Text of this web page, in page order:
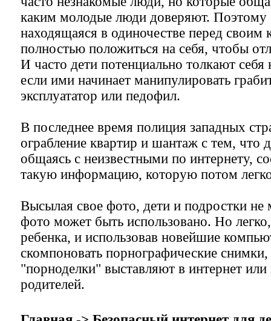
каким молодые люди доверяют.
находящаяся в одиночестве перед
полностью положиться на себя, чтобы
И часто дети потенциально толкают
если ими начинает манипулировать
эксплуататор или педофил.
В последнее время полиция западных
ограбление квартир и шантаж с тем, что
общаясь с неизвестными по интернету,
такую информацию, которую потом
Высылая свое фото, дети и подростки не
фото может быть использовано. Но
ребенка, и использовав новейшие
скомпоновать порнографические
"порноделки" выставляют в интернет
родителей.